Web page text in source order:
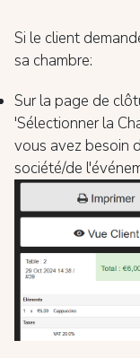
Si le client
sa chambre:
Sur la page de
'Sélectionner la
vous avez besoin
société/de